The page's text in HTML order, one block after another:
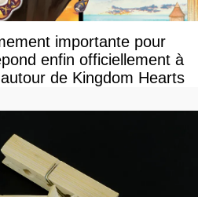
importante pour
enfin officiellement à
de Kingdom Hearts